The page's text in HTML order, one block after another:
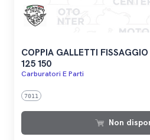
COPPIA GALLETTI FISSAGGIO
125 150
Carburatori E Parti
7011
Non